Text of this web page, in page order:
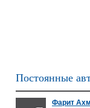
Постоянные
Фарит